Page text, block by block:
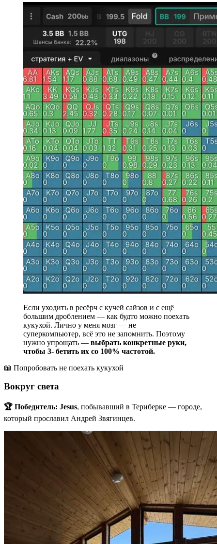
Если уходить в ресёрч с кучей сайзов и с ещё
большим дроблением — как будто можно поехать
кукухой. Лично у меня мозг — не
суперкомпьютер, всё это не запомнить. Поэтому
нужно упрощать — выбрать конкретные руки,
чтобы 3- бетить их со 100% частотой.
📖 Попробовать не поехать кукухой
Вокруг света
🏆 Победитель: Jesus, побывавший в Териберке — городе,
который прославил Андрей Звягинцев.